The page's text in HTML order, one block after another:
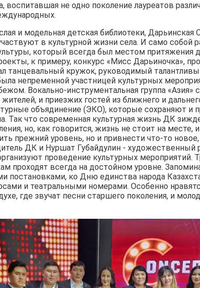
воспитавшая не одно поколение лауреатов
и модельная детская библиотеки,
в культурной жизни села. И само собой
который всегда был местом притяжения
к примеру, конкурс «Мисс Дарьиночка»,
танцевальный кружок, руководимый
непременной участницей культурных
Вокально-инструментальная группа
и приезжих гостей из ближнего и
объядинение (ЭКО), которые сохраняют и
Так что современная культурная жизнь ДК
но, как говорится, жизнь не стоит на месте,
прежний уровень, но и привнести что-то
ДК и Нуршат Губайдулин - художественный
проведение культурных мероприятий.
проходят всегда на достойном уровне.
постановками, ко Дню единства народа
и театральными номерами. Особенно
где звучат песни старшего поколения, и